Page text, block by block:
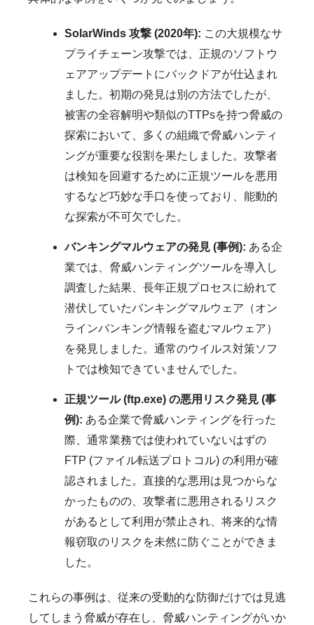
SolarWinds 攻撃 (2020年): この大規模なサ
プライチェーン攻撃では、正規のソフトウ
ェアアップデートにバックドアが仕込まれ
ました。初期の発見は別の方法でしたが、
被害の全容解明や類似のTTPsを持つ脅威の
探索において、多くの組織で脅威ハンティ
ングが重要な役割を果たしました。攻撃者
は検知を回避するために正規ツールを悪用
するなど巧妙な手口を使っており、能動的
な探索が不可欠でした。
バンキングマルウェアの発見 (事例): ある企
業では、脅威ハンティングツールを導入し
調査した結果、長年正規プロセスに紛れて
潜伏していたバンキングマルウェア（オン
ラインバンキング情報を盗むマルウェア）
を発見しました。通常のウイルス対策ソフ
トでは検知できていませんでした。
正規ツール (ftp.exe) の悪用リスク発見 (事
例): ある企業で脅威ハンティングを行った
際、通常業務では使われていないはずの
FTP (ファイル転送プロトコル) の利用が確
認されました。直接的な悪用は見つからな
かったものの、攻撃者に悪用されるリスク
があるとして利用が禁止され、将来的な情
報窃取のリスクを未然に防ぐことができま
した。
これらの事例は、従来の受動的な防御だけでは見逃
してしまう脅威が存在し、脅威ハンティングがいか